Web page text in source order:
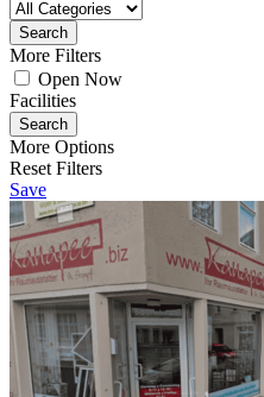
Search
More Filters
Open Now
Facilities
Search
More Options
Reset Filters
Save